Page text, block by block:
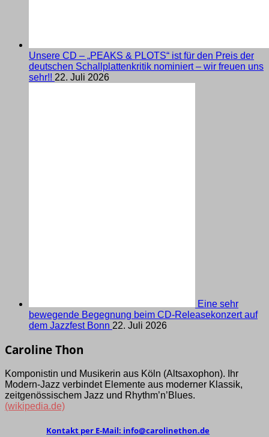
Unsere CD – „PEAKS & PLOTS“ ist für den Preis der
deutschen Schallplattenkritik nominiert – wir freuen uns
sehr!! 22. Juli 2026
Eine sehr
bewegende Begegnung beim CD-Releasekonzert auf
dem Jazzfest Bonn 22. Juli 2026
Caroline Thon
Komponistin und Musikerin aus Köln (Alt­saxo­phon). Ihr
Modern-Jazz verbindet Elemen­te aus moder­ner Klassik,
zeit­genös­sischem Jazz und Rhythm’­n’Blues.
(wikipedia.de)
Kontakt per E-Mail: ed.nohtenilorac@ofni